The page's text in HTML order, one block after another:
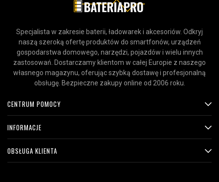
Specjalista w zakresie baterii, ładowarek i akcesoriów. Odkryj
naszą szeroką ofertę produktów do smartfonów, urządzeń
gospodarstwa domowego, narzędzi, pojazdów i wielu innych
zastosowań. Dostarczamy klientom w całej Europie z naszego
własnego magazynu, oferując szybką dostawę i profesjonalną
obsługę. Bezpieczne zakupy online od 2006 roku.
CENTRUM POMOCY
INFORMACJE
OBSŁUGA KLIENTA